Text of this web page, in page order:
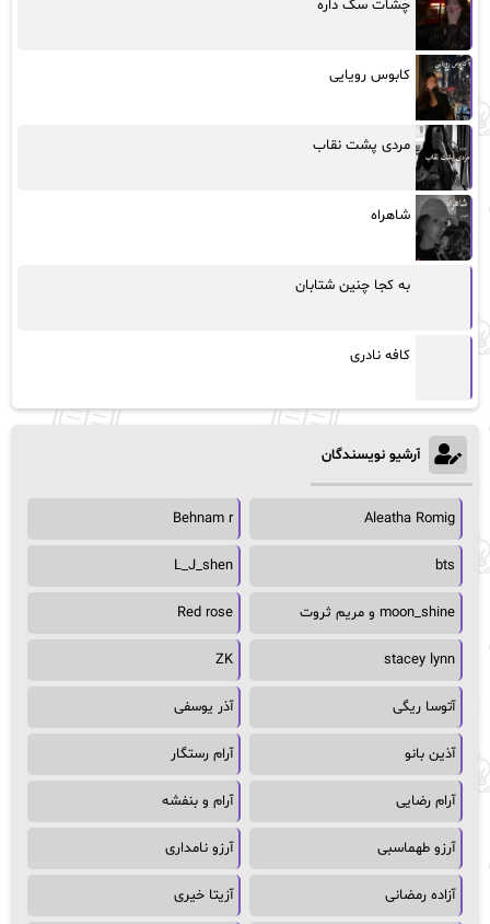
چشات سگ داره
کابوس رویایی
مردی پشت نقاب
شاهراه
به کجا چنین شتابان
کافه نادری
آرشیو نویسندگان
Aleatha Romig
Behnam r
bts
L_J_shen
moon_shine و مریم ثروت Red rose
stacey lynn
ZK
آتوسا ریگی آذر یوسفی
آذین بانو آرام رستگار
آرام رضایی آرام و بنفشه
آرزو طهماسبی آرزو نامداری
آزاده رمضانی آزیتا خیری